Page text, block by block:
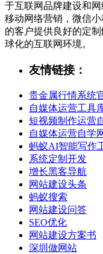
于互联网品牌建设和
移动网络营销，微信
的客户提供良好的定
球化的互联网环境。
友情链接：
贵金属行情系统
自媒体运营工具
短视频制作运营
自媒体运营自学
蚂蚁AI智能写作
系统定制开发
增长黑客导航
网站建设头条
蚂蚁搜索
网站建设问答
SEO优化
网站建设方案书
深圳做网站